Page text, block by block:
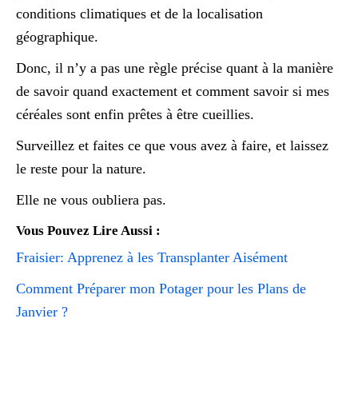
conditions climatiques et de la localisation
géographique.
Donc, il n’y a pas une règle précise quant à la manière
de savoir quand exactement et comment savoir si mes
céréales sont enfin prêtes à être cueillies.
Surveillez et faites ce que vous avez à faire, et laissez
le reste pour la nature.
Elle ne vous oubliera pas.
Vous Pouvez Lire Aussi :
Fraisier: Apprenez à les Transplanter Aisément
Comment Préparer mon Potager pour les Plans de
Janvier ?